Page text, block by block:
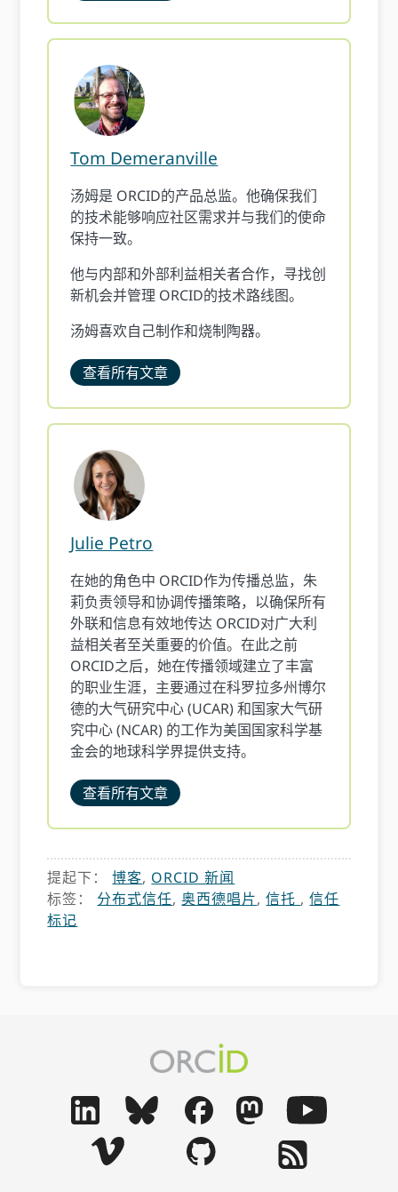
Tom Demeranville
汤姆是 ORCID的产品总监。他确保我们
的技术能够响应社区需求并与我们的使命
保持一致。
他与内部和外部利益相关者合作，寻找创
新机会并管理 ORCID的技术路线图。
汤姆喜欢自己制作和烧制陶器。
查看所有文章
Julie Petro
在她的角色中 ORCID作为传播总监，朱
莉负责领导和协调传播策略，以确保所有
外联和信息有效地传达 ORCID对广大利
益相关者至关重要的价值。在此之前
ORCID之后，她在传播领域建立了丰富
的职业生涯，主要通过在科罗拉多州博尔
德的大气研究中心 (UCAR) 和国家大气研
究中心 (NCAR) 的工作为美国国家科学基
金会的地球科学界提供支持。
查看所有文章
提起下：博客, ORCID 新闻
标签： 分布式信任,奥西德唱片,信托 ,信任
标记